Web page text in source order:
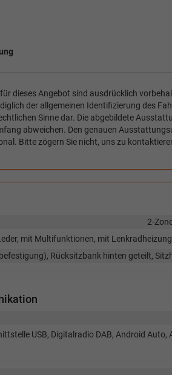
dieses Angebot sind ausdrücklich
der allgemeinen Identifizierung des
Sinne dar. Die abgebildete
abweichen. Den genauen
Bitte zögern Sie nicht, uns zu
2-
mit Multifunktionen, mit
Rücksitzbank hinten geteilt,
USB, Digitalradio DAB, Android Auto,